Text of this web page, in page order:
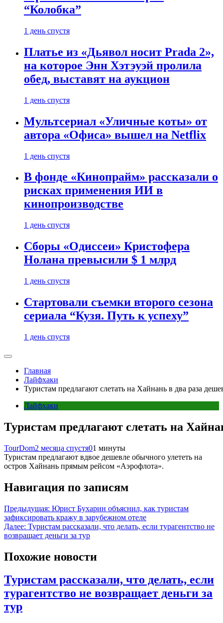
“Колобка”
1 день спустя
Платье из «Дьявол носит Prada 2»,
на которое Энн Хэтэуэй пролила
обед, выставят на аукцион
1 день спустя
Мультсериал «Уличные коты» от
автора «Офиса» вышел на Netflix
1 день спустя
В фонде «Кинопрайм» рассказали о
рисках применения ИИ в
кинопроизводстве
1 день спустя
Сборы «Одиссеи» Кристофера
Нолана превысили $ 1 млрд
1 день спустя
Стартовали съемки второго сезона
сериала “Кузя. Путь к успеху”
1 день спустя
Главная
Лайфхаки
Туристам предлагают слетать на Хайнань в два раза
Лайфхаки
Туристам предлагают слетать на
TourDom2 месяца спустя01 минуты
Туристам предлагают вдвое дешевле обычного улететь на
остров Хайнань прямым рейсом «Аэрофлота».
Навигация по записям
Предыдущая: Юрист Бухарин объяснил, как туристам
зафиксировать кражу в зарубежном отеле
Далее: Туристам рассказали, что делать, если турагентство не
возвращает деньги за тур
Похожие новости
Туристам рассказали, что делать, если
турагентство не возвращает деньги за
тур